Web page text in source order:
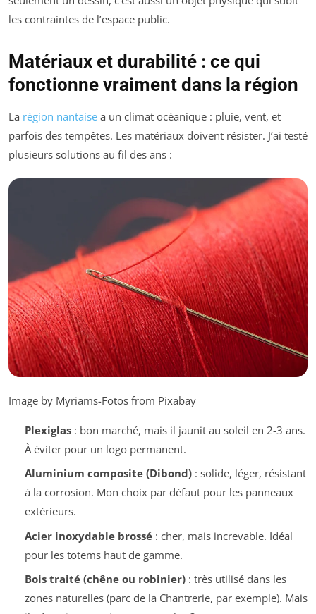
les contraintes de l’espace public.
Matériaux et durabilité : ce qui
fonctionne vraiment dans la région
La région nantaise a un climat océanique : pluie, vent, et
parfois des tempêtes. Les matériaux doivent résister. J’ai testé
plusieurs solutions au fil des ans :
Image by Myriams-Fotos from Pixabay
Plexiglas: bon marché, mais il jaunit au soleil en 2-3 ans.
À éviter pour un logo permanent.
Aluminium composite (Dibond): solide, léger, résistant
à la corrosion. Mon choix par défaut pour les panneaux
extérieurs.
Acier inoxydable brossé: cher, mais increvable. Idéal
pour les totems haut de gamme.
Bois traité (chêne ou robinier): très utilisé dans les
zones naturelles (parc de la Chantrerie, par exemple). Mais